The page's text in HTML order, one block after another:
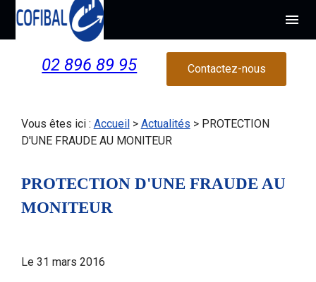
menu
02 896 89 95 Contactez-nous
Vous êtes ici : Accueil> Actualités > PROTECTION
D'UNE FRAUDE AU MONITEUR
PROTECTION D'UNE FRAUDE AU
MONITEUR
Le 31 mars 2016
Panneau de gestion des cookies